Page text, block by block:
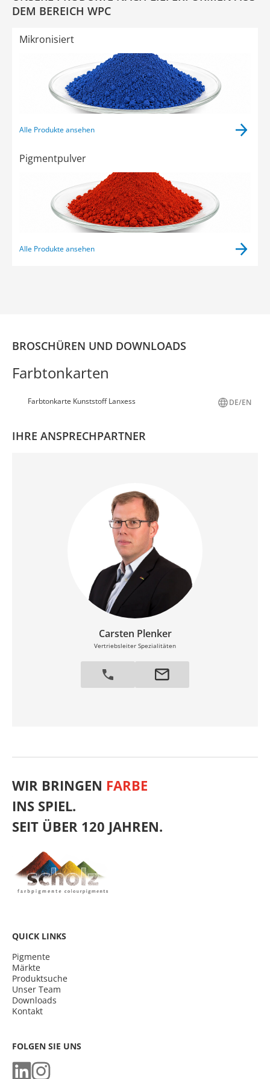
DEM BEREICH WPC
Mikronisiert
Alle Produkte ansehen
Pigmentpulver
Alle Produkte ansehen
BROSCHÜREN UND DOWNLOADS
Farbtonkarten
Farbtonkarte Kunststoff Lanxess DE/EN
IHRE ANSPRECHPARTNER
Carsten Plenker
Vertriebsleiter Spezialitäten
WIR BRINGEN FARBE
INS SPIEL.
SEIT ÜBER 120 JAHREN.
QUICK LINKS
Pigmente
Märkte
Produktsuche
Unser Team
Downloads
Kontakt
FOLGEN SIE UNS